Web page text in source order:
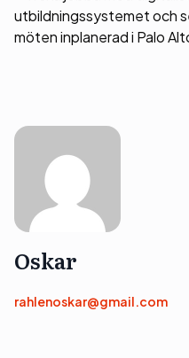
utbildningssystemet och
möten inplanerad i Palo
Oskar
rahlenoskar@gmail.com